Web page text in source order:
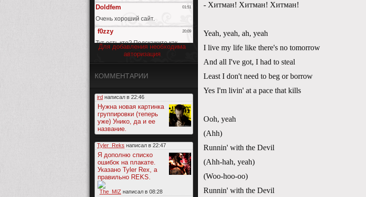
Для добавления необходима
авторизация
КОММЕНТАРИИ
ird написал в 22:46
Нужна новая картинка
группировки (теперь
уже) Унико, да и ее
название.
Tyler_Reks написал в 22:47
Я дополню списко
ошибок на плакате.
Указано Tyler Rex, а
правильно REKS.
The_MIZ написал в 08:28
- Хитман! Хитман! Хитман!
Yeah, yeah, ah, yeah
I live my life like there's no tomorrow
And all I've got, I had to steal
Least I don't need to beg or borrow
Yes I'm livin' at a pace that kills
Ooh, yeah
(Ahh)
Runnin' with the Devil
(Ahh-hah, yeah)
(Woo-hoo-oo)
Runnin' with the Devil